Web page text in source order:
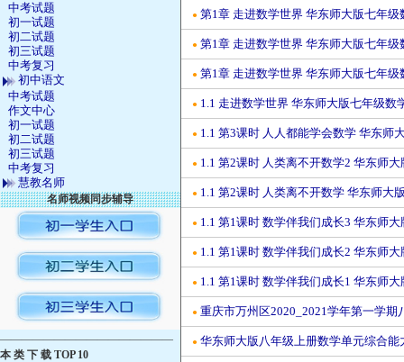
中考试题
初一试题
初二试题
初三试题
中考复习
初中语文
中考试题
作文中心
初一试题
初二试题
初三试题
中考复习
慧教名师
名师视频同步辅导
————————————————
本 类 下 载 TOP 10
● 第1章 走进数学世界 华东师大版七年
● 第1章 走进数学世界 华东师大版七年
● 第1章 走进数学世界 华东师大版七年
● 1.1 走进数学世界 华东师大版七年级数
● 1.1 第3课时 人人都能学会数学 华东师
● 1.1 第2课时 人类离不开数学2 华东师
● 1.1 第2课时 人类离不开数学 华东师大
● 1.1 第1课时 数学伴我们成长3 华东师
● 1.1 第1课时 数学伴我们成长2 华东师
● 1.1 第1课时 数学伴我们成长1 华东师
● 重庆市万州区2020_2021学年第一学期
● 华东师大版八年级上册数学单元综合